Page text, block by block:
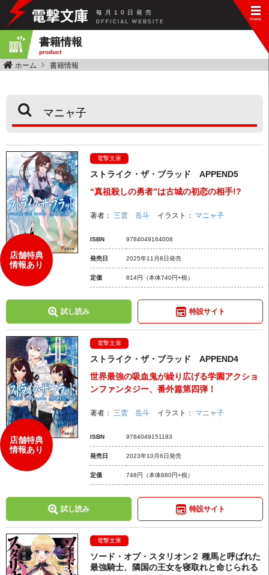
毎 月 10 日 発 売
書籍情報
product
ホーム 書籍情報
店舗特典
情報あり
電撃文庫
ストライク・ザ・ブラッド APPEND5
“真祖殺しの勇者”は古城の初恋の相手!?
著者： 三雲 岳斗 イラスト： マニャ子
ISBN 9784049164008
発売日 2025年11月8日発売
定価 814円 （本体740円+税）
試し読み 特設サイト
店舗特典
情報あり
電撃文庫
ストライク・ザ・ブラッド APPEND4
世界最強の吸血鬼が繰り広げる学園アクショ
ンファンタジー、番外篇第四弾！
著者： 三雲 岳斗 イラスト： マニャ子
ISBN 9784049151183
発売日 2023年10月6日発売
定価 748円 （本体680円+税）
試し読み 特設サイト
電撃文庫
ソード・オブ・スタリオン２ 種馬と呼ばれた
最強騎士、隣国の王女を寝取れと命じられる